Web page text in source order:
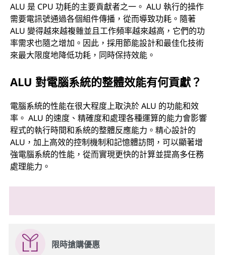
ALU 是 CPU 功耗的主要貢獻者之一。 ALU 執行的操作
需要電訊號通過各個組件傳播，從而導致功耗。隨著
ALU 變得越來越複雜並且工作頻率越來越高，它們的功
率需求也隨之增加。因此，採用節能設計和最佳化技術
來最大限度地降低功耗，同時保持效能。
ALU 對電腦系統的整體效能有何貢獻？
電腦系統的性能在很大程度上取決於 ALU 的功能和效
率。 ALU 的速度、精確度和處理各種運算的能力會影響
程式的執行時間和系統的整體反應能力。精心設計的
ALU，加上高效的控制機制和記憶體訪問，可以顯著增
強電腦系統的性能，從而實現更快的計算並提高多任務
處理能力。
限時搶購優惠